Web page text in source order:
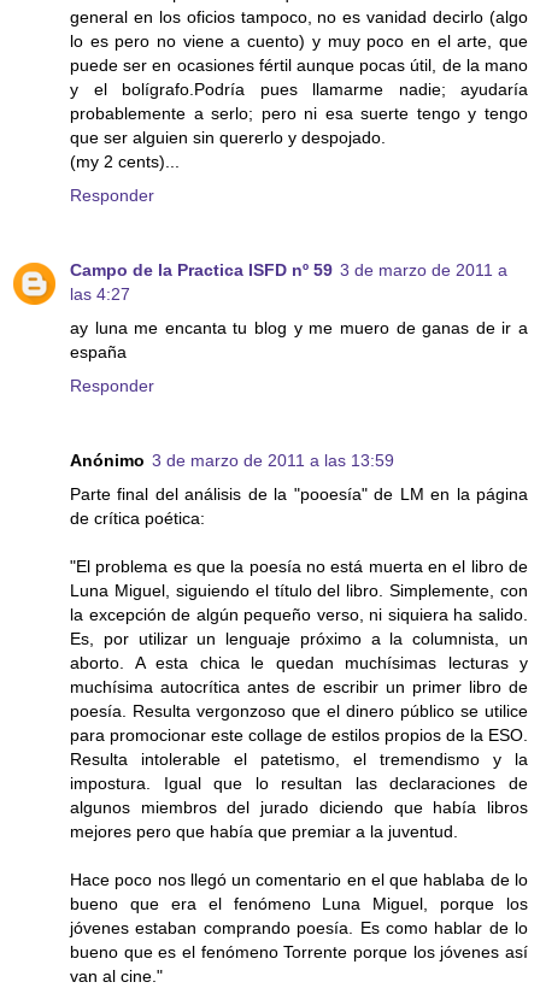
general en los oficios tampoco, no es vanidad decirlo (algo
lo es pero no viene a cuento) y muy poco en el arte, que
puede ser en ocasiones fértil aunque pocas útil, de la mano
y el bolígrafo.Podría pues llamarme nadie; ayudaría
probablemente a serlo; pero ni esa suerte tengo y tengo
que ser alguien sin quererlo y despojado.
(my 2 cents)...
Responder
Campo de la Practica ISFD nº 59 3 de marzo de 2011 a
las 4:27
ay luna me encanta tu blog y me muero de ganas de ir a
españa
Responder
Anónimo 3 de marzo de 2011 a las 13:59
Parte final del análisis de la "pooesía" de LM en la página
de crítica poética:
"El problema es que la poesía no está muerta en el libro de
Luna Miguel, siguiendo el título del libro. Simplemente, con
la excepción de algún pequeño verso, ni siquiera ha salido.
Es, por utilizar un lenguaje próximo a la columnista, un
aborto. A esta chica le quedan muchísimas lecturas y
muchísima autocrítica antes de escribir un primer libro de
poesía. Resulta vergonzoso que el dinero público se utilice
para promocionar este collage de estilos propios de la ESO.
Resulta intolerable el patetismo, el tremendismo y la
impostura. Igual que lo resultan las declaraciones de
algunos miembros del jurado diciendo que había libros
mejores pero que había que premiar a la juventud.
Hace poco nos llegó un comentario en el que hablaba de lo
bueno que era el fenómeno Luna Miguel, porque los
jóvenes estaban comprando poesía. Es como hablar de lo
bueno que es el fenómeno Torrente porque los jóvenes así
van al cine."